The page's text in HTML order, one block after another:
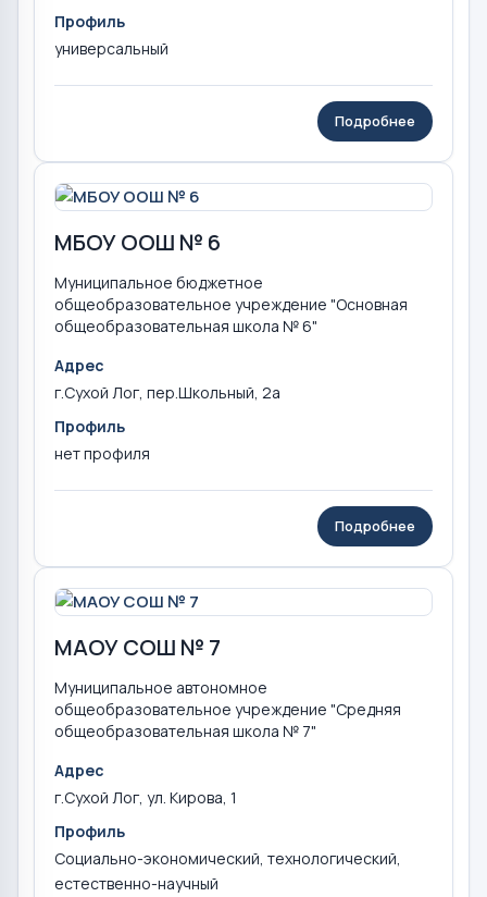
Профиль
универсальный
Подробнее
МБОУ ООШ № 6
Муниципальное бюджетное
общеобразовательное учреждение "Основная
общеобразовательная школа № 6"
Адрес
г.Сухой Лог, пер.Школьный, 2а
Профиль
нет профиля
Подробнее
МАОУ СОШ № 7
Муниципальное автономное
общеобразовательное учреждение "Средняя
общеобразовательная школа № 7"
Адрес
г.Сухой Лог, ул. Кирова, 1
Профиль
Социально-экономический, технологический,
естественно-научный